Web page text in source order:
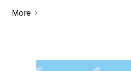
More